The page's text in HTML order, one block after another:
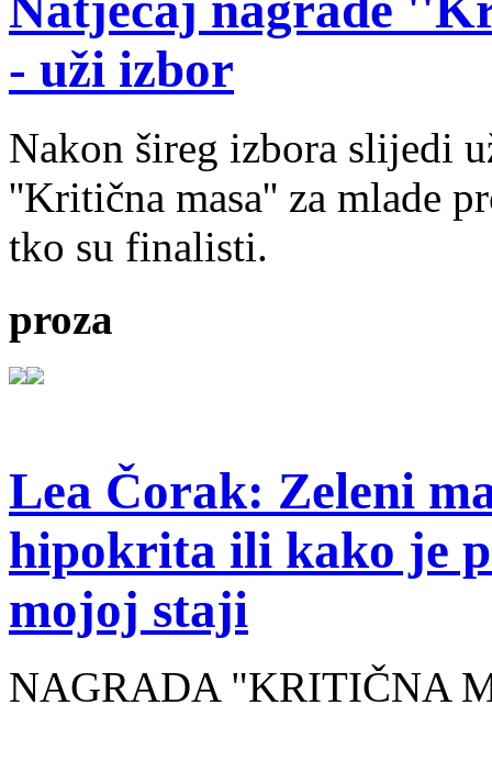
- uži izbor
Nakon šireg izbora slijedi
''Kritična masa'' za mlade
tko su finalisti.
proza
Lea Čorak: Zeleni
hipokrita ili kako je
mojoj staji
NAGRADA "KRITIČNA